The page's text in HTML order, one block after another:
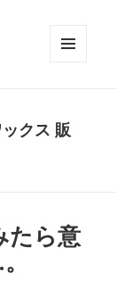
ット
クス 販
たら意